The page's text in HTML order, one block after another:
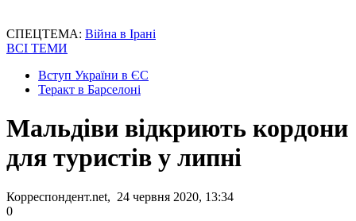
СПЕЦТЕМА: Війна в Ірані
ВСІ ТЕМИ
Вступ України в ЄС
Теракт в Барселоні
Мальдіви відкриють кордони
для туристів у липні
Корреспондент.net, 24 червня 2020, 13:34
0